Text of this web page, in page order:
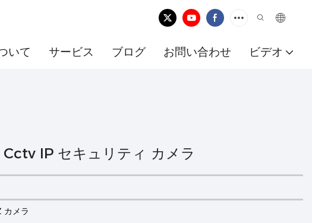
いて サービス ブログ お問い合わせ ビデオ
IP セキュリティ カメラ
カメラ